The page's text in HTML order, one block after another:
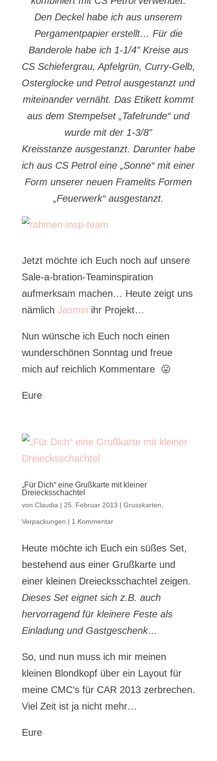
Den Deckel habe ich aus unserem
Pergamentpapier erstellt… Für die
Banderole habe ich 1-1/4″ Kreise aus
CS Schiefergrau, Apfelgrün, Curry-Gelb,
Osterglocke und Petrol ausgestanzt und
miteinander vernäht. Das Etikett kommt
aus dem Stempelset „Tafelrunde“ und
wurde mit der 1-3/8″
Kreisstanze ausgestanzt. Darunter habe
ich aus CS Petrol eine „Sonne“ mit einer
Form unserer neuen Framelits Formen
„Feuerwerk“ ausgestanzt.
Jetzt möchte ich Euch noch auf unsere
Sale-a-bration-Teaminspiration
aufmerksam machen… Heute zeigt uns
nämlich Jasmin ihr Projekt…
Nun wünsche ich Euch noch einen
wunderschönen Sonntag und freue
mich auf reichlich Kommentare 😛
Eure
„Für Dich“ eine Grußkarte mit kleiner
Dreiecksschachtel
von Claudia | 25. Februar 2013 | Grusskarten
Verpackungen | 1 Kommentar
Heute möchte ich Euch ein süßes Set,
bestehend aus einer Grußkarte und
einer kleinen Dreiecksschachtel zeigen.
Dieses Set eignet sich z.B. auch
hervorragend für kleinere Feste als
Einladung und Gastgeschenk…
So, und nun muss ich mir meinen
kleinen Blondkopf über ein Layout für
meine CMC’s für CAR 2013 zerbrechen.
Viel Zeit ist ja nicht mehr…
Eure